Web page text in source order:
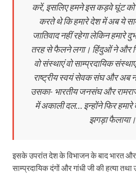
करें, इसलिए हमने इस कड़वे घूंट को
करते थे कि हमारे देश में अब ये
जातिवाद नहीं रहेगा लेकिन हमारे
तरह से फैलने लगा। हिंदुओं ने और
वो संस्थाएं वो साम्प्रदायिक
राष्ट्रीय स्वयं सेवक संघ और अब
उसका- भारतीय जनसंघ और
में अकाली दल… इन्होंने फिर
झगड़ा फैलाया।
इसके उपरांत देश के विभाजन के बाद भारत और
साम्प्रदायिक दंगों और गांधी जी की हत्या